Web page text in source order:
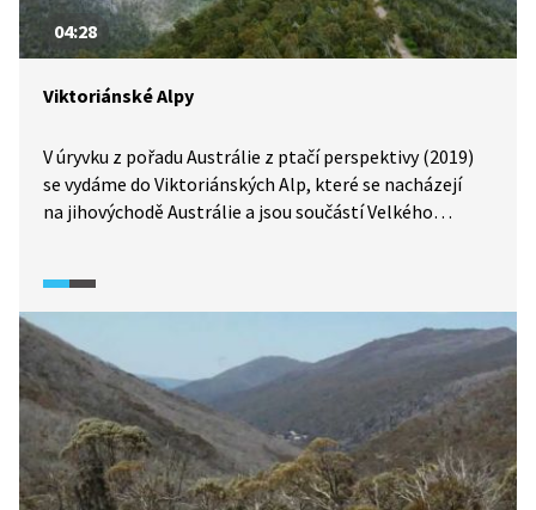
04:28
Viktoriánské Alpy
V úryvku z pořadu Austrálie z ptačí perspektivy (2019)
se vydáme do Viktoriánských Alp, které se nacházejí
na jihovýchodě Austrálie a jsou součástí Velkého
přehradní nádrže, která zásobuje pitnou vodou město
Melbourne. Na rozdíl od těch našich, evropských Alp, tu
můžete bloumat celé dny úplně sami.